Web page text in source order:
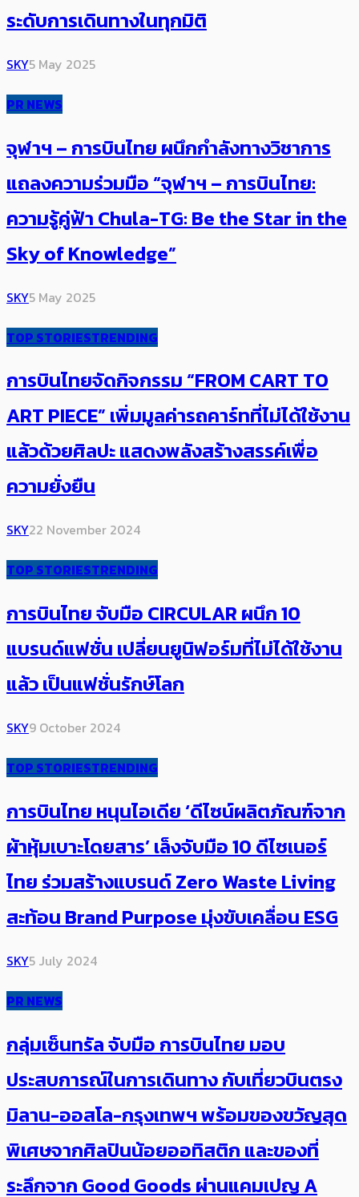
ระดับการเดินทางในทุกมิติ
SKY5 May 2025
PR NEWS
จุฬาฯ – การบินไทย ผนึกกำลังทางวิชาการ
แถลงความร่วมมือ “จุฬาฯ – การบินไทย:
ความรู้คู่ฟ้า Chula-TG: Be the Star in the
Sky of Knowledge”
SKY5 May 2025
TOP STORIESTRENDING
การบินไทยจัดกิจกรรม “FROM CART TO
ART PIECE” เพิ่มมูลค่ารถคาร์ทที่ไม่ได้ใช้งาน
แล้วด้วยศิลปะ แสดงพลังสร้างสรรค์เพื่อ
ความยั่งยืน
SKY22 November 2024
TOP STORIESTRENDING
การบินไทย จับมือ CIRCULAR ผนึก 10
แบรนด์แฟชั่น เปลี่ยนยูนิฟอร์มที่ไม่ได้ใช้งาน
แล้ว เป็นแฟชั่นรักษ์โลก
SKY9 October 2024
TOP STORIESTRENDING
การบินไทย หนุนไอเดีย ‘ดีไซน์ผลิตภัณฑ์จาก
ผ้าหุ้มเบาะโดยสาร’ เล็งจับมือ 10 ดีไซเนอร์
ไทย ร่วมสร้างแบรนด์ Zero Waste Living
สะท้อน Brand Purpose มุ่งขับเคลื่อน ESG
SKY5 July 2024
PR NEWS
กลุ่มเซ็นทรัล จับมือ การบินไทย มอบ
ประสบการณ์ในการเดินทาง กับเที่ยวบินตรง
มิลาน-ออสโล-กรุงเทพฯ พร้อมของขวัญสุด
พิเศษจากศิลปินน้อยออทิสติก และของที่
ระลึกจาก Good Goods ผ่านแคมเปญ A